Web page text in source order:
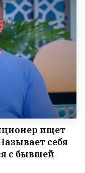
ищет
себя
с бывшей